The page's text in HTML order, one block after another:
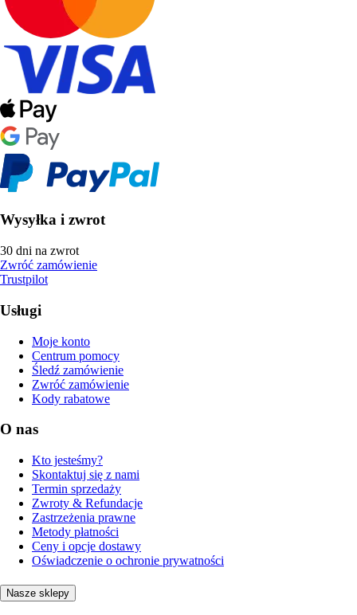
Wysyłka i zwrot
30 dni na zwrot
Zwróć zamówienie
Trustpilot
Usługi
Moje konto
Centrum pomocy
Śledź zamówienie
Zwróć zamówienie
Kody rabatowe
O nas
Kto jesteśmy?
Skontaktuj się z nami
Termin sprzedaży
Zwroty & Refundacje
Zastrzeżenia prawne
Metody płatności
Ceny i opcje dostawy
Oświadczenie o ochronie prywatności
Nasze sklepy